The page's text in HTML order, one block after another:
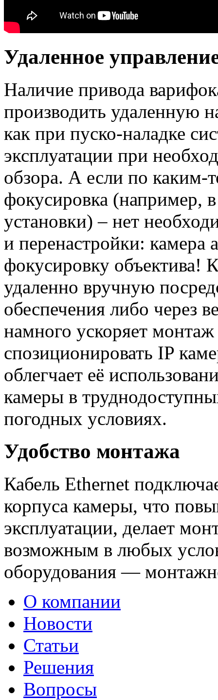
Удаленное
Наличие привода
производить удаленную
как при пуско-наладке
эксплуатации при
обзора. А если по каким-
фокусировка (например,
установки) – нет
и перенастройки: камера
фокусировку объектива!
удаленно вручную
обеспечения либо через
намного ускоряет
спозиционировать IP
облегчает её
камеры в
погодных условиях.
Удобство монтажа
Кабель Ethernet
корпуса камеры, что
эксплуатации, делает
возможным в любых
оборудования —
О компании
Новости
Статьи
Решения
Вопросы